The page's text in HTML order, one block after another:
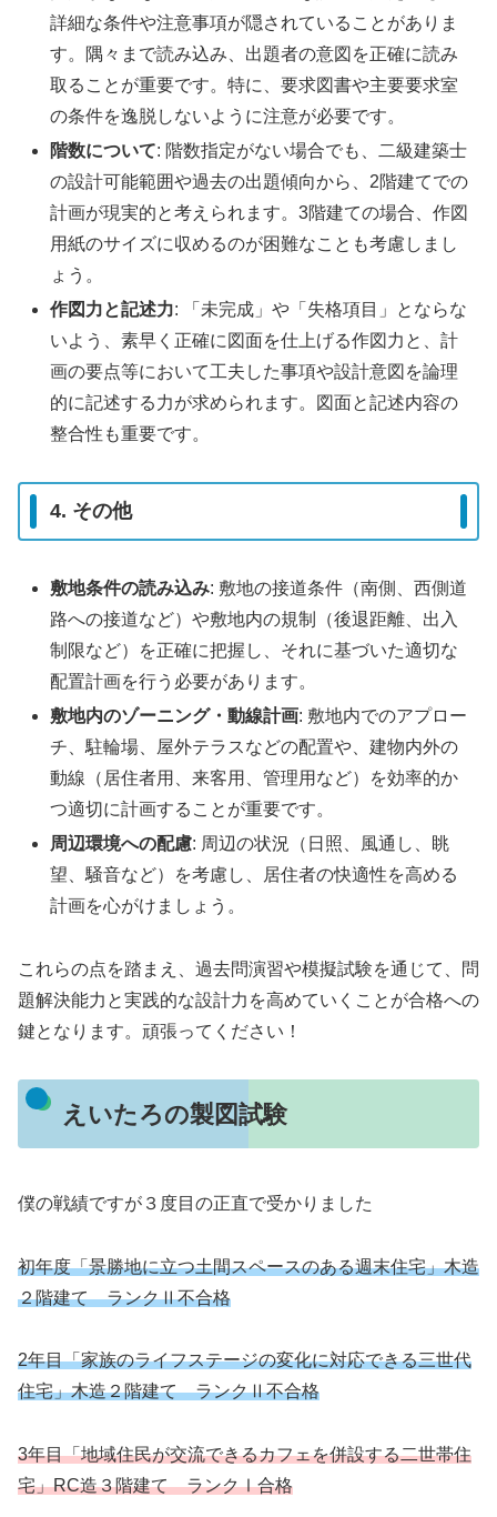
詳細な条件や注意事項が隠されていることがありま
す。隅々まで読み込み、出題者の意図を正確に読み
取ることが重要です。特に、要求図書や主要要求室
の条件を逸脱しないように注意が必要です。
階数について: 階数指定がない場合でも、二級建築士
の設計可能範囲や過去の出題傾向から、2階建てでの
計画が現実的と考えられます。3階建ての場合、作図
用紙のサイズに収めるのが困難なことも考慮しまし
ょう。
作図力と記述力: 「未完成」や「失格項目」とならな
いよう、素早く正確に図面を仕上げる作図力と、計
画の要点等において工夫した事項や設計意図を論理
的に記述する力が求められます。図面と記述内容の
整合性も重要です。
4. その他
敷地条件の読み込み: 敷地の接道条件（南側、西側道
路への接道など）や敷地内の規制（後退距離、出入
制限など）を正確に把握し、それに基づいた適切な
配置計画を行う必要があります。
敷地内のゾーニング・動線計画: 敷地内でのアプロー
チ、駐輪場、屋外テラスなどの配置や、建物内外の
動線（居住者用、来客用、管理用など）を効率的か
つ適切に計画することが重要です。
周辺環境への配慮: 周辺の状況（日照、風通し、眺
望、騒音など）を考慮し、居住者の快適性を高める
計画を心がけましょう。
これらの点を踏まえ、過去問演習や模擬試験を通じて、問
題解決能力と実践的な設計力を高めていくことが合格への
鍵となります。頑張ってください！
えいたろの製図試験
僕の戦績ですが３度目の正直で受かりました
初年度「景勝地に立つ土間スペースのある週末住宅」木造
２階建て ランクⅡ不合格
2年目「家族のライフステージの変化に対応できる三世代
住宅」木造２階建て ランクⅡ不合格
3年目「地域住民が交流できるカフェを併設する二世帯住
宅」RC造３階建て ランクⅠ合格